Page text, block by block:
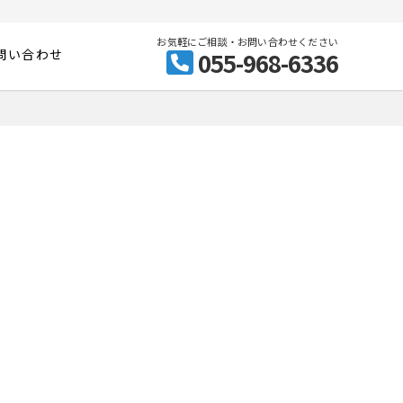
い合わせ
お気軽にご相談・お問い合わせください
055-968-6336